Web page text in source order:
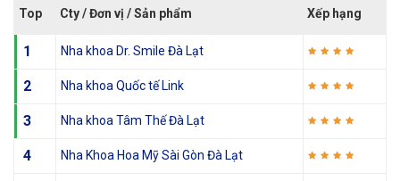
Top Cty / Đơn vị / Sản phẩm Xếp hạng
1 Nha khoa Dr. Smile Đà Lạt
2 Nha khoa Quốc tế Link
3 Nha khoa Tâm Thế Đà Lạt
4 Nha Khoa Hoa Mỹ Sài Gòn Đà Lạt